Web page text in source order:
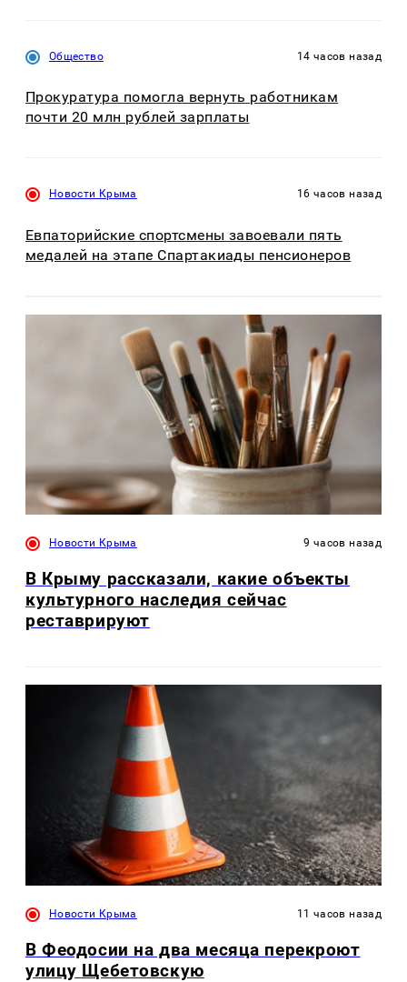
Общество 14 часов назад
Прокуратура помогла вернуть работникам
почти 20 млн рублей зарплаты
Новости Крыма 16 часов назад
Евпаторийские спортсмены завоевали пять
медалей на этапе Спартакиады пенсионеров
Новости Крыма 9 часов назад
В Крыму рассказали, какие объекты
культурного наследия сейчас
реставрируют
Новости Крыма 11 часов назад
В Феодосии на два месяца перекроют
улицу Щебетовскую